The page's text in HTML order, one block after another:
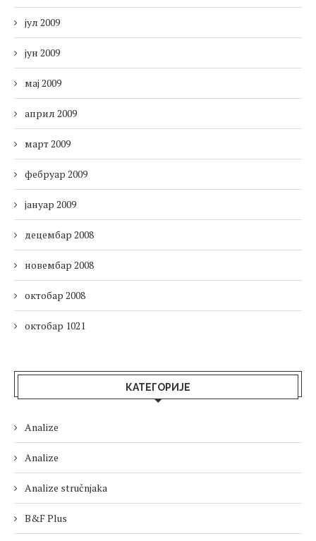
јул 2009
јун 2009
мај 2009
април 2009
март 2009
фебруар 2009
јануар 2009
децембар 2008
новембар 2008
октобар 2008
октобар 1021
КАТЕГОРИЈЕ
Analize
Analize
Analize stručnjaka
B&F Plus